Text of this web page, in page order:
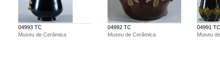
04993 TC
Museu de Cerâmica
04992 TC
Museu de Cerâmica
04991 TC
Museu